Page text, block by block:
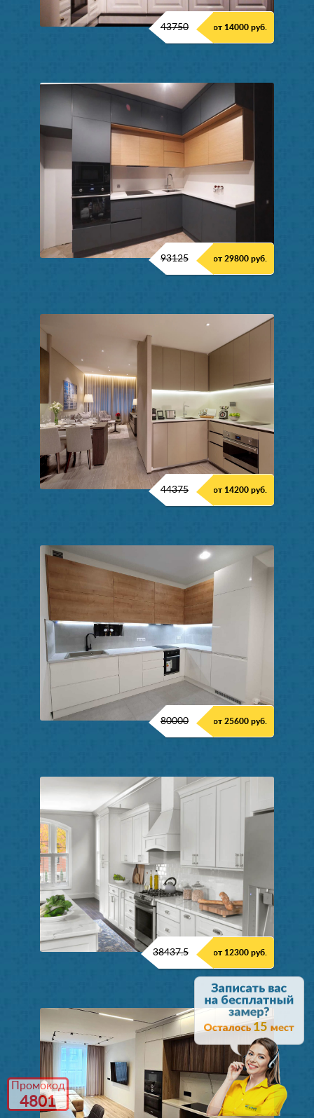
15
Промокод
4801
43750 от 14000 руб.
93125 от 29800 руб.
44375 от 14200 руб.
80000 от 25600 руб.
38437.5 от 12300 руб.